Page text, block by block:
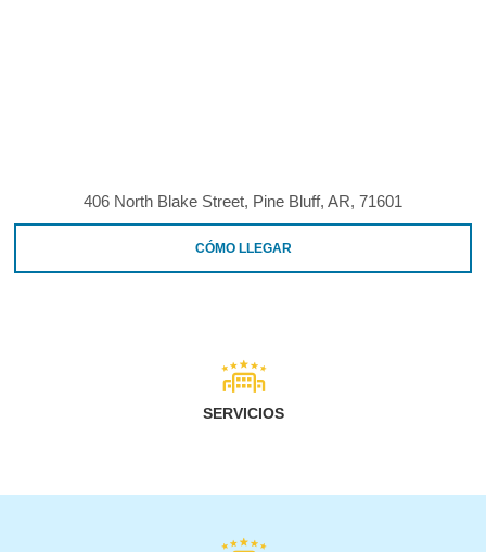
406 North Blake Street, Pine Bluff, AR, 71601
CÓMO LLEGAR
SERVICIOS